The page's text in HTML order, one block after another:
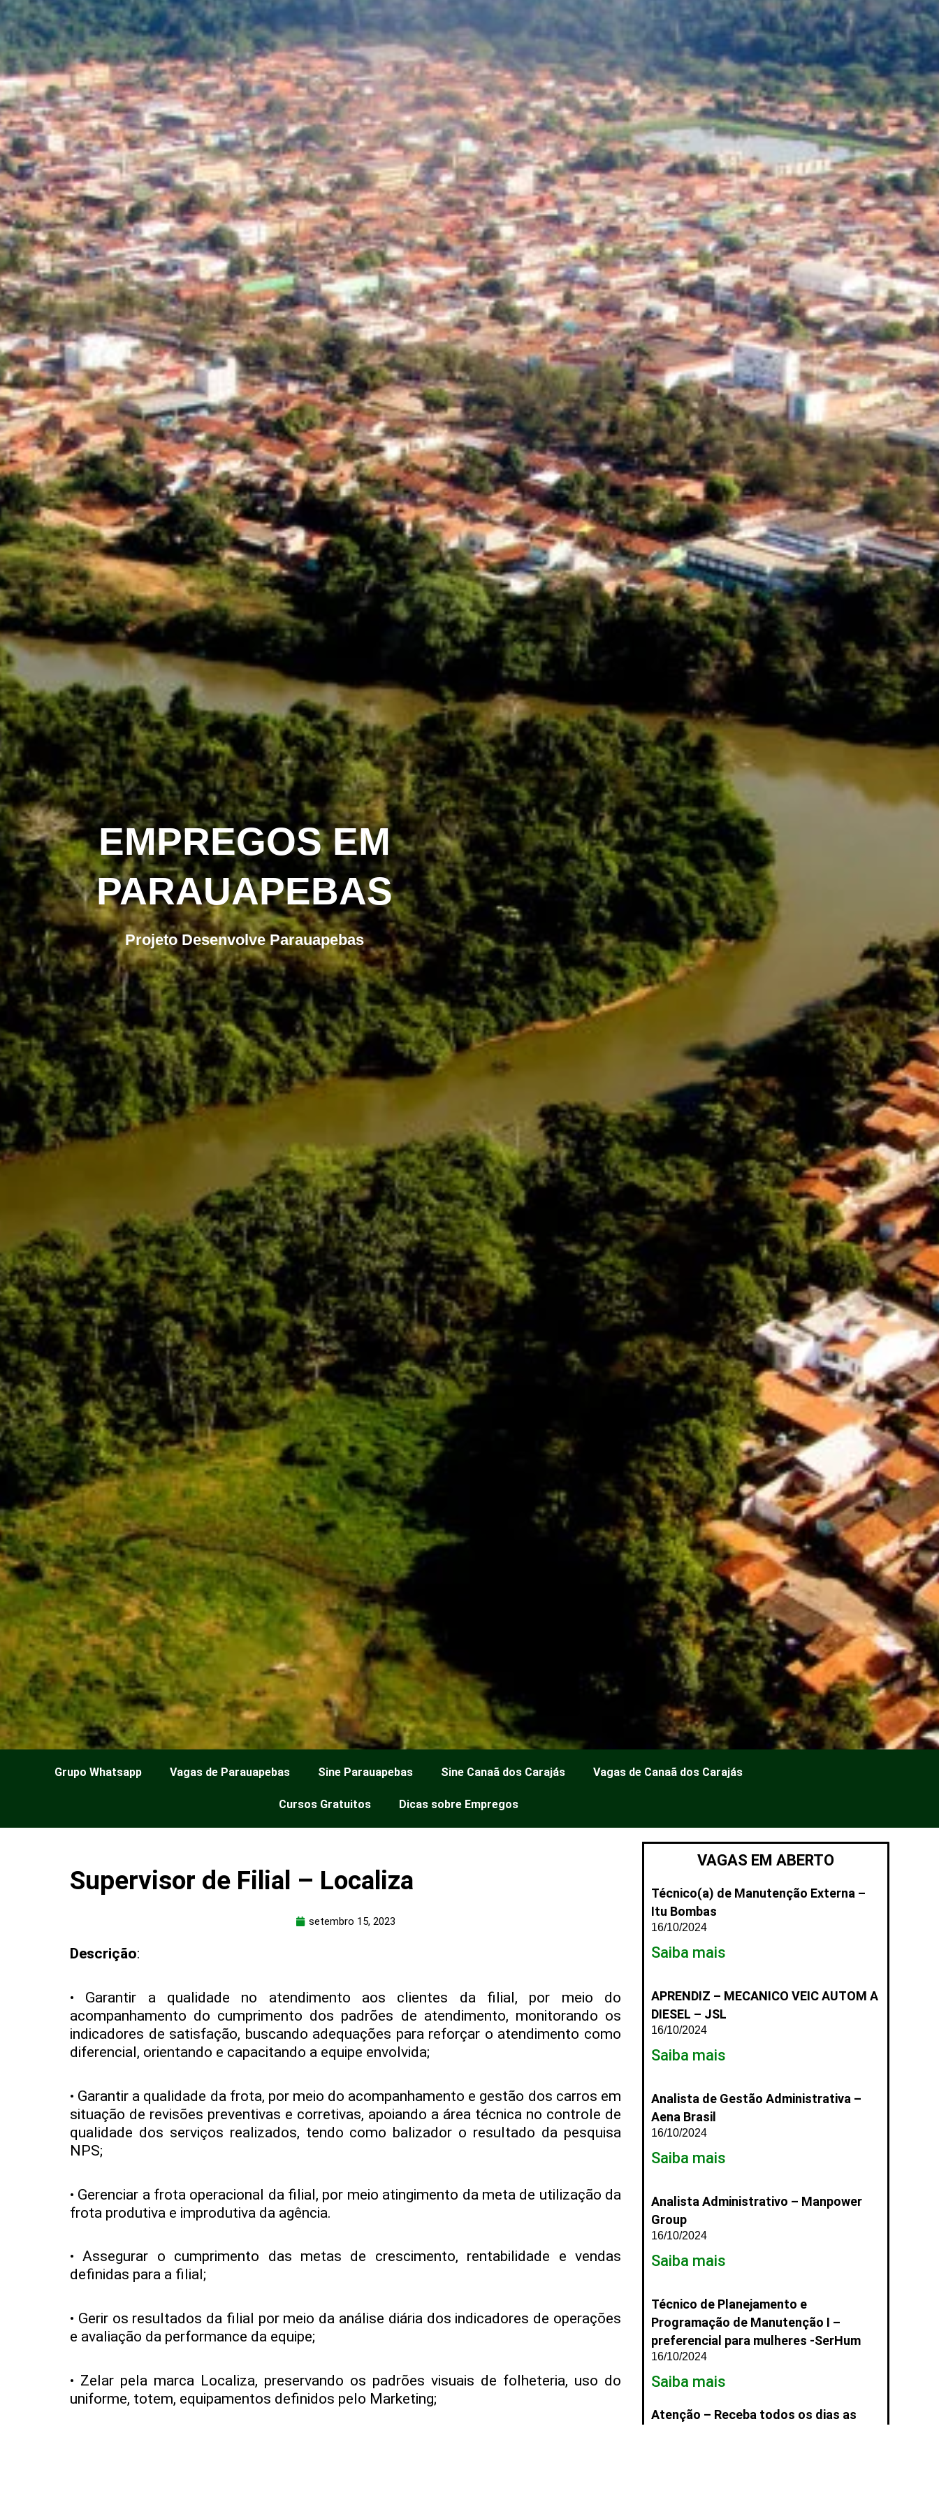
EMPREGOS EM
PARAUAPEBAS
Projeto Desenvolve Parauapebas
Grupo Whatsapp Vagas de Parauapebas Sine Parauapebas Sine Canaã dos Carajás Vagas de Canaã dos Carajás
Cursos Gratuitos Dicas sobre Empregos
Supervisor de Filial – Localiza
setembro 15, 2023
Descrição:
• Garantir a qualidade no atendimento aos clientes da filial, por meio do
acompanhamento do cumprimento dos padrões de atendimento, monitorando os
indicadores de satisfação, buscando adequações para reforçar o atendimento como
diferencial, orientando e capacitando a equipe envolvida;
• Garantir a qualidade da frota, por meio do acompanhamento e gestão dos carros em
situação de revisões preventivas e corretivas, apoiando a área técnica no controle de
qualidade dos serviços realizados, tendo como balizador o resultado da pesquisa
NPS;
• Gerenciar a frota operacional da filial, por meio atingimento da meta de utilização da
frota produtiva e improdutiva da agência.
• Assegurar o cumprimento das metas de crescimento, rentabilidade e vendas
definidas para a filial;
• Gerir os resultados da filial por meio da análise diária dos indicadores de operações
e avaliação da performance da equipe;
• Zelar pela marca Localiza, preservando os padrões visuais de folheteria, uso do
uniforme, totem, equipamentos definidos pelo Marketing;
VAGAS EM ABERTO
Técnico(a) de Manutenção Externa –
Itu Bombas
16/10/2024
Saiba mais
APRENDIZ – MECANICO VEIC AUTOM A
DIESEL – JSL
16/10/2024
Saiba mais
Analista de Gestão Administrativa –
Aena Brasil
16/10/2024
Saiba mais
Analista Administrativo – Manpower
Group
16/10/2024
Saiba mais
Técnico de Planejamento e
Programação de Manutenção I –
preferencial para mulheres -SerHum
16/10/2024
Saiba mais
Atenção – Receba todos os dias as